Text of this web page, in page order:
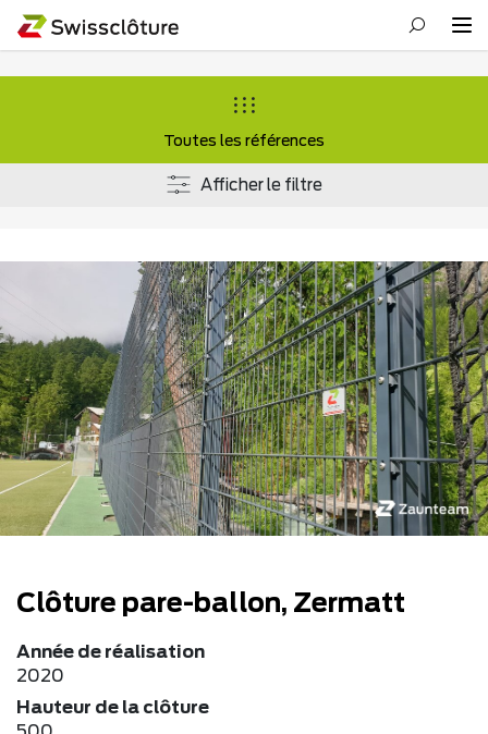
Toutes les références
Afficher le filtre
Clôture pare-ballon, Zermatt
Année de réalisation
2020
Hauteur de la clôture